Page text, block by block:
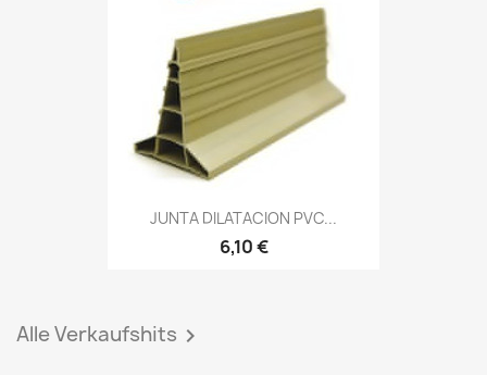
JUNTA DILATACION PVC...
6,10 €
Alle Verkaufshits 